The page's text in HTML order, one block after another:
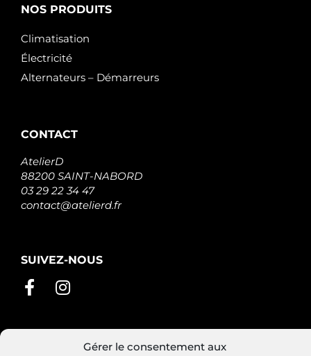
Gérer le consentement aux
NOS PRODUITS
Climatisation
Électricité
Alternateurs – Démarreurs
CONTACT
AtelierD
88200 SAINT-NABORD
03 29 22 34 47
contact@atelierd.fr
SUIVEZ-NOUS